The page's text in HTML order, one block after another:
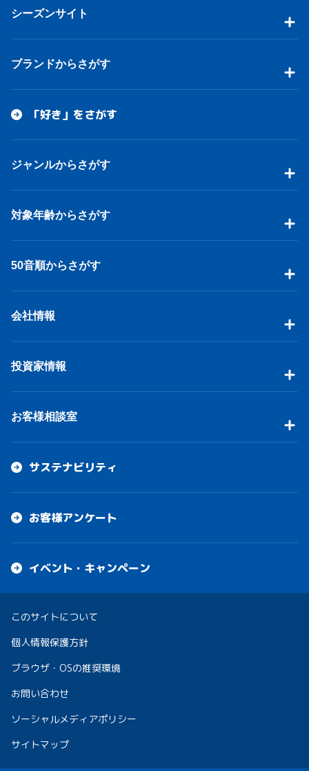
シーズンサイト
ブランドからさがす
「好き」をさがす
ジャンルからさがす
対象年齢からさがす
50音順からさがす
会社情報
投資家情報
お客様相談室
サステナビリティ
お客様アンケート
イベント・キャンペーン
このサイトについて
個人情報保護方針
ブラウザ・OSの推奨環境
お問い合わせ
ソーシャルメディアポリシー
サイトマップ